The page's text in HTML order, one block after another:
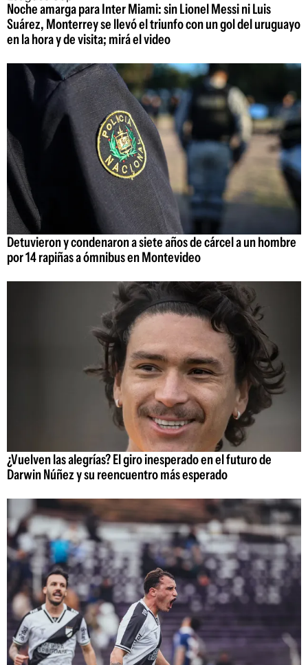
Noche amarga para Inter Miami: sin Lionel Messi ni Luis
Suárez, Monterrey se llevó el triunfo con un gol del uruguayo
en la hora y de visita; mirá el video
Detuvieron y condenaron a siete años de cárcel a un hombre
por 14 rapiñas a ómnibus en Montevideo
¿Vuelven las alegrías? El giro inesperado en el futuro de
Darwin Núñez y su reencuentro más esperado